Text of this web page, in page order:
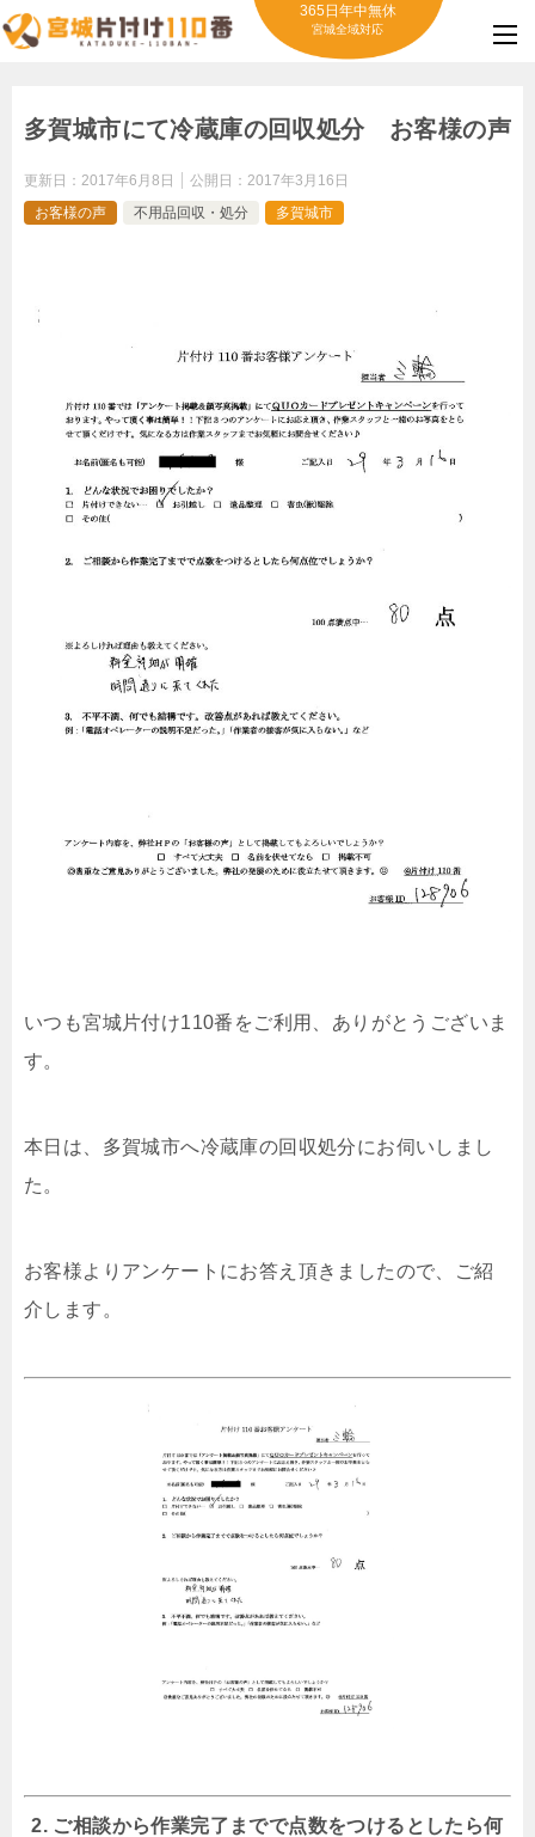
365日年中無休
宮城全域対応
多賀城市にて冷蔵庫の回収処分 お客様の声
更新日： 2017年6月8日 公開日： 2017年3月16日
お客様の声
不用品回収・処分 多賀城市
いつも宮城片付け110番をご利用、ありがとうございま
す。
本日は、多賀城市へ冷蔵庫の回収処分にお伺いしまし
た。
お客様よりアンケートにお答え頂きましたので、ご紹
介します。
2. ご相談から作業完了までで点数をつけるとしたら何